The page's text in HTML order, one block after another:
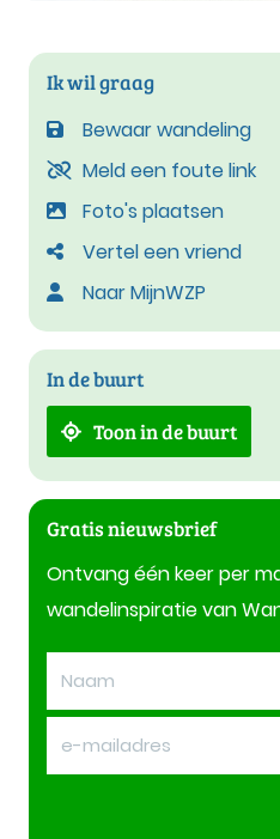
Ik wil graag
Bewaar wandeling
Meld een foute link
Foto's plaatsen
Vertel een vriend
Naar MijnWZP
In de buurt
Toon in de buurt
Gratis nieuwsbrief
Ontvang één keer per
wandelinspiratie van